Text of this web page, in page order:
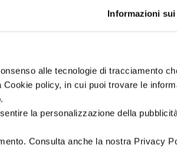
Informazioni
alle tecnologie di tracciamento
policy, in cui puoi trovare le
la personalizzazione della
Consulta anche la nostra Privacy
Oppure prosegui
Puoi proseguire l'iscrizione al
se iscriverti al corso come azienda